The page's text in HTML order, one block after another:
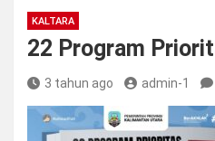
KALTARA
22 Program
3 tahun ago admin-1